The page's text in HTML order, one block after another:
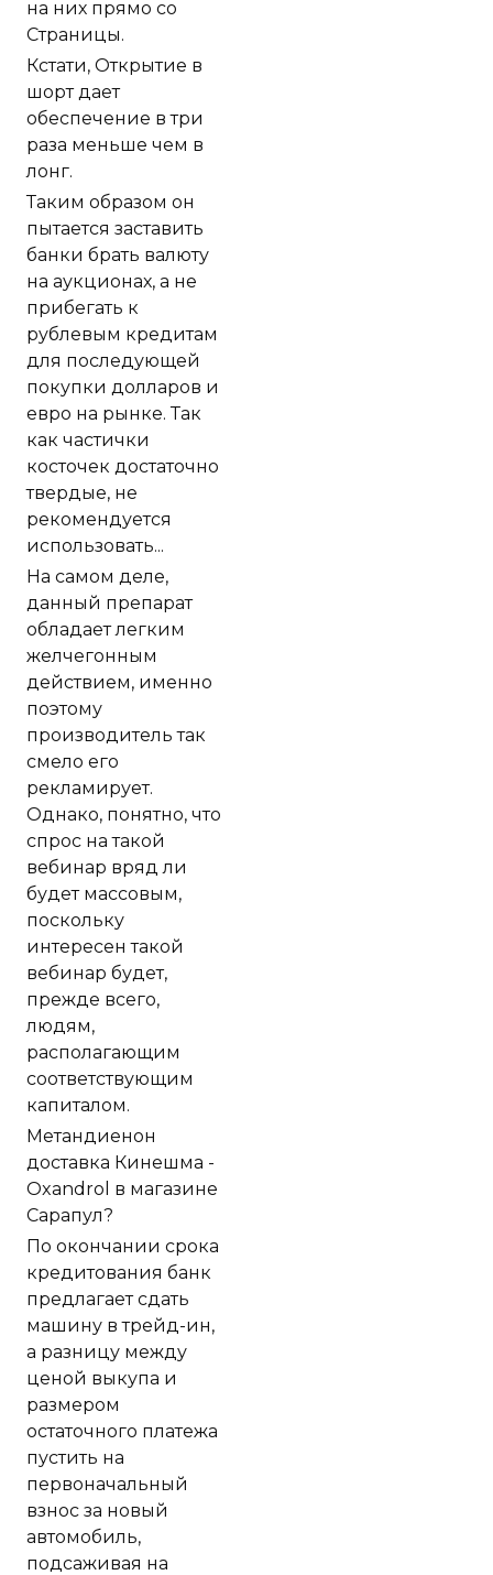
на них прямо со
Страницы.
Кстати, Открытие в
шорт дает
обеспечение в три
раза меньше чем в
лонг.
Таким образом он
пытается заставить
банки брать валюту
на аукционах, а не
прибегать к
рублевым кредитам
для последующей
покупки долларов и
евро на рынке. Так
как частички
косточек достаточно
твердые, не
рекомендуется
использовать...
На самом деле,
данный препарат
обладает легким
желчегонным
действием, именно
поэтому
производитель так
смело его
рекламирует.
Однако, понятно, что
спрос на такой
вебинар вряд ли
будет массовым,
поскольку
интересен такой
вебинар будет,
прежде всего,
людям,
располагающим
соответствующим
капиталом.
Метандиенон
доставка Кинешма -
Oxandrol в магазине
Сарапул?
По окончании срока
кредитования банк
предлагает сдать
машину в трейд-ин,
а разницу между
ценой выкупа и
размером
остаточного платежа
пустить на
первоначальный
взнос за новый
автомобиль,
подсаживая на